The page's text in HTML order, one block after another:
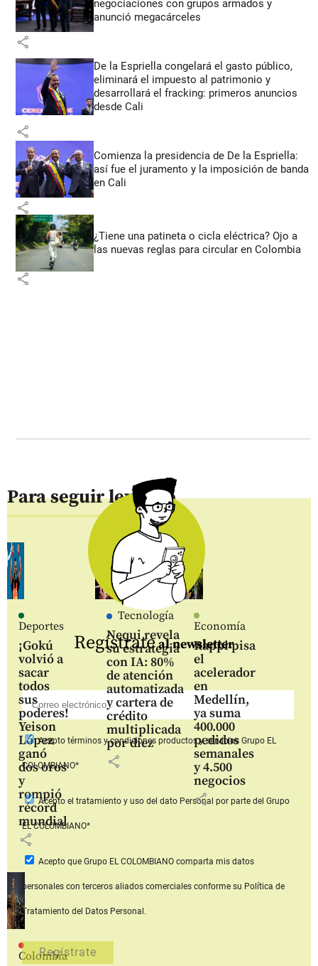
negociaciones con grupos armados y
anunció megacárceles
share
De la Espriella congelará el gasto público,
eliminará el impuesto al patrimonio y
desarrollará el fracking: primeros anuncios
desde Cali
share
Comienza la presidencia de De la Espriella:
así fue el juramento y la imposición de banda
en Cali
share
¿Tiene una patineta o cicla eléctrica? Ojo a
las nuevas reglas para circular en Colombia
share
Para seguir leyendo
Deportes
¡Gokú
volvió a
sacar
todos
sus
poderes!
Yeison
López
ganó
dos oros
y
rompió
récord
mundial
share
Tecnología
Nequi revela
su estrategia
con IA: 80%
de atención
automatizada
y cartera de
crédito
multiplicada
por diez
share
Economía
Rappi pisa
el
acelerador
en
Medellín,
ya suma
400.000
pedidos
semanales
y 4.500
negocios
share
Colombia
Regístrateal newsletter
Aceptotérminos y condiciones productos y serviciosGrupo EL
COLOMBIANO*
Acepto el tratamiento y uso del dato Personal por parte del Grupo
EL COLOMBIANO*
Acepto que Grupo EL COLOMBIANOcomparta mis datos
personales con terceros aliados comerciales conforme su Política de
Tratamiento del Datos Personal.